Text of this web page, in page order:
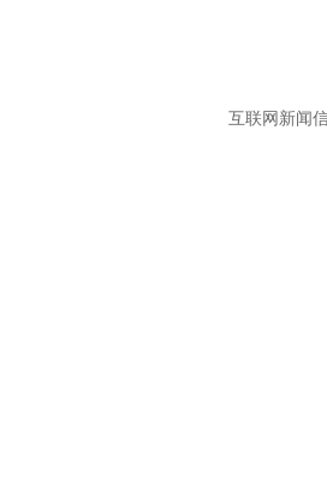
互联网新闻